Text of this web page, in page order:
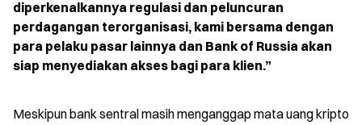
diperkenalkannya regulasi dan peluncuran
perdagangan terorganisasi, kami bersama dengan
para pelaku pasar lainnya dan Bank of Russia akan
siap menyediakan akses bagi para klien.”
Meskipun bank sentral masih menganggap mata uang kripto